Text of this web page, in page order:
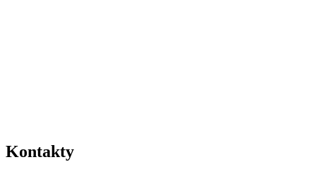
Kontakty